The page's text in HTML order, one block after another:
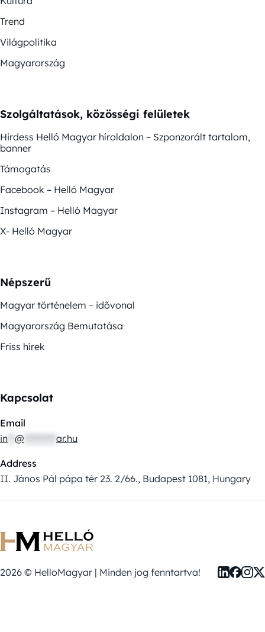
Trend
Világpolitika
Magyarország
Szolgáltatások, közösségi felületek
Hirdess Helló Magyar híroldalon – Szponzorált tartalom,
banner
Támogatás
Facebook – Helló Magyar
Instagram – Helló Magyar
X- Helló Magyar
Népszerű
Magyar történelem – idővonal
Magyarország Bemutatása
Friss hírek
Kapcsolat
Email
in @ ar.hu
Address
II. János Pál pápa tér 23. 2/66., Budapest 1081, Hungary
2026 © HelloMagyar | Minden jog fenntartva!